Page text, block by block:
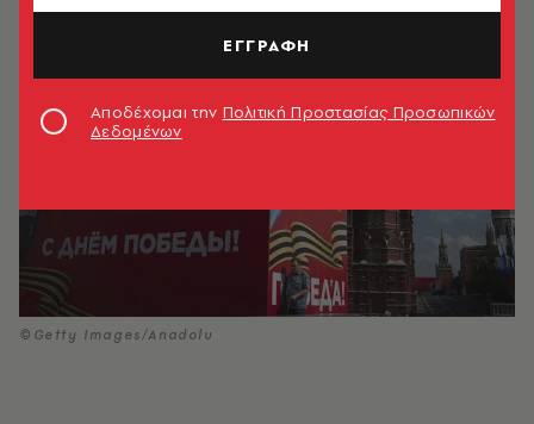
©Getty Images/Anadolu
ΕΓΓΡΑΦΗ
Αποδέχομαι την Πολιτική Προστασίας Προσωπικών
Δεδομένων